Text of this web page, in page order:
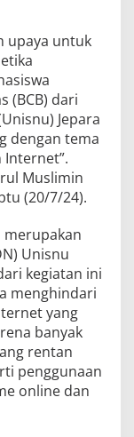
upaya untuk
(BCB) dari
Jepara
dengan tema
Internet”.
Muslimin
(20/7/24).
merupakan
Unisnu
kegiatan ini
menghindari
yang
banyak
rentan
penggunaan
online dan